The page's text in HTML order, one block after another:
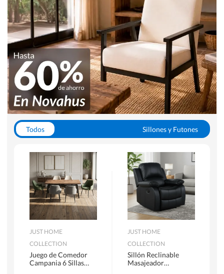
Todos
Sillones y Futones
Escritorios y Sillas PC
Racks y Muebles TV
Alfombras
JUST HOME
COLLECTION
Juego de Comedor
Campania 6 Sillas
JUST HOME
COLLECTION
Sillón Reclinable
Masajeador